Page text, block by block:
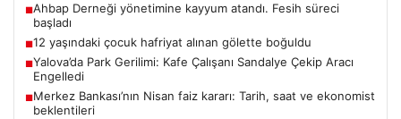
■Ahbap Derneği yönetimine kayyum atandı. Fesih süreci
başladı
■12 yaşındaki çocuk hafriyat alınan gölette boğuldu
■Yalova’da Park Gerilimi: Kafe Çalışanı Sandalye Çekip Aracı
Engelledi
■Merkez Bankası’nın Nisan faiz kararı: Tarih, saat ve ekonomist
beklentileri